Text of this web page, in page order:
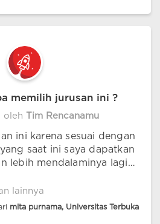
ditemukan saat
memilih jurusan ini ?
oleh Tim Rencanamu
ini karena sesuai dengan
saat ini saya dapatkan
lebih mendalaminya lagi
lainnya
mita purnama, Universitas Terbuka